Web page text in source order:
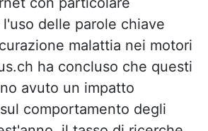
delle parole chiave
malattia nei motori
ha concluso che questi
avuto un impatto
comportamento degli